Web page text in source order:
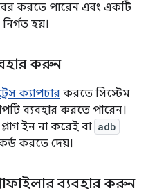
করতে পারেন এবং একটি
হয়।
করুন
ক্যাপচার করতে সিস্টেম
ব্যবহার করতে পারেন।
ইন না করেই বা adb
করতে দেয়।
ব্যবহার করুন